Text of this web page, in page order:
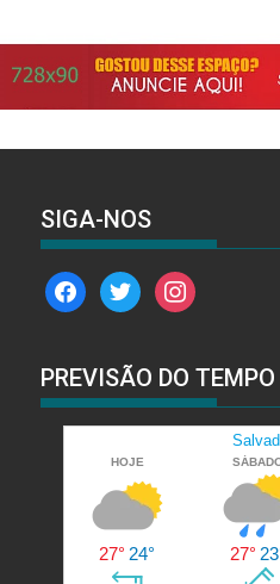
SIGA-NOS
facebooktwitterinstagram
PREVISÃO DO TEMPO